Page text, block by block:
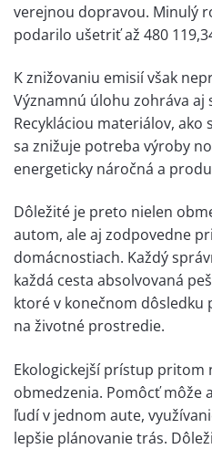
verejnou dopravou. Minulý
podarilo ušetriť až 480
K znižovaniu emisií však
Významnú úlohu zohráva
Recykláciou materiálov, ako
sa znižuje potreba výroby
energeticky náročná a
Dôležité je preto nielen
autom, ale aj zodpovedne
domácnostiach. Každý
každá cesta absolvovaná
ktoré v konečnom dôsledku
na životné prostredie.
Ekologickejší prístup pritom
obmedzenia. Pomôcť môže
ľudí v jednom aute,
lepšie plánovanie trás.